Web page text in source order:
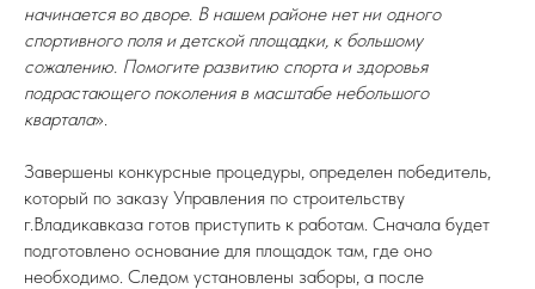
начинается во дворе. В нашем районе нет ни одного
спортивного поля и детской площадки, к большому
сожалению. Помогите развитию спорта и здоровья
подрастающего поколения в масштабе небольшого
квартала».
Завершены конкурсные процедуры, определен победитель,
который по заказу Управления по строительству
г.Владикавказа готов приступить к работам. Сначала будет
подготовлено основание для площадок там, где оно
необходимо. Следом установлены заборы, а после